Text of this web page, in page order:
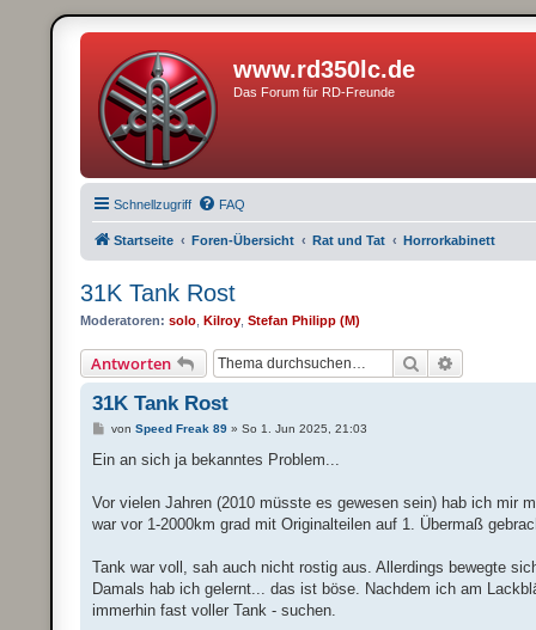
www.rd350lc.de
Das Forum für RD-Freunde
Schnellzugriff FAQ
Startseite Foren-Übersicht Rat und Tat Horrorkabinett
31K Tank Rost
Moderatoren: solo ,Kilroy ,Stefan Philipp (M)
Antworten Suche
31K Tank Rost
B
i
a
vonSpeed Freak 89 »So 1. Jun 2025, 21:03
Ein an sich ja bekanntes Problem...
Vor vielen Jahren (2010 müsste es gewesen sein) hab ich mir
war vor 1-2000km grad mit Originalteilen auf 1. Übermaß
Tank war voll, sah auch nicht rostig aus. Allerdings bewegte
Damals hab ich gelernt... das ist böse. Nachdem ich am
immerhin fast voller Tank - suchen.